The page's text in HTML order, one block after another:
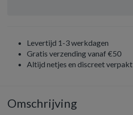
Levertijd 1-3 werkdagen
Gratis verzending vanaf €50
Altijd netjes en discreet verpakt
Omschrijving